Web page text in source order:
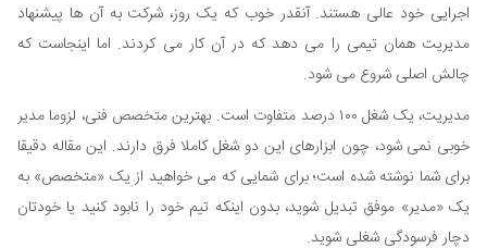
اجرایی خود عالی هستند. آنقدر خوب که یک روز، شرکت به آن ها پیشنهاد
مدیریت همان تیمی را می دهد که در آن کار می کردند. اما اینجاست که
چالش اصلی شروع می شود.
مدیریت، یک شغل ۱۰۰ درصد متفاوت است. بهترین متخصص فنی، لزوما مدیر
خوبی نمی شود، چون ابزارهای این دو شغل کاملا فرق دارند. این مقاله دقیقا
برای شما نوشته شده است؛ برای شمایی که می خواهید از یک «متخصص» به
یک «مدیر» موفق تبدیل شوید، بدون اینکه تیم خود را نابود کنید یا خودتان
دچار فرسودگی شغلی شوید.